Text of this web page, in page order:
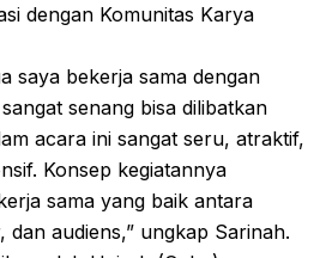
dengan Komunitas Karya
saya bekerja sama dengan
senang bisa dilibatkan
acara ini sangat seru, atraktif,
Konsep kegiatannya
sama yang baik antara
dan audiens,” ungkap Sarinah.